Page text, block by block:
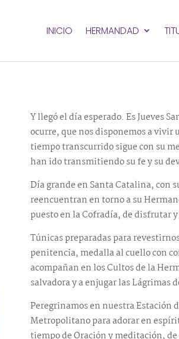
INICIO HERMANDAD
Y llegó el día esperado. Es Jueves
ocurre, que nos disponemos a vivir
tiempo transcurrido sigue con su
han ido transmitiendo su fe y su
Día grande en Santa Catalina, con
reencuentran en torno a su
puesto en la Cofradía, de disfrutar
Túnicas preparadas para
penitencia, medalla al cuello con
acompañan en los Cultos de la
salvadora y a enjugar las Lágrimas
Peregrinamos en nuestra Estación
Metropolitano para adorar en
tiempo de Oración y meditación,